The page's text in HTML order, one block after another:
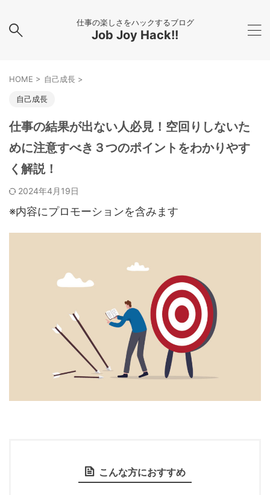
仕事の楽しさをハックするブログ
Job Joy Hack!!
HOME > 自己成長 >
自己成長
仕事の結果が出ない人必見！空回りしないた
めに注意すべき３つのポイントをわかりやす
く解説！
2024年4月19日
※内容にプロモーションを含みます
こんな方におすすめ